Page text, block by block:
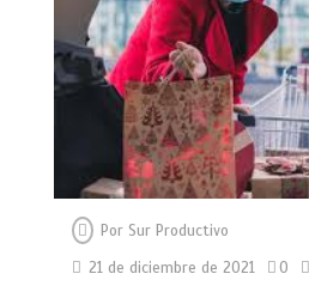
Por Sur Productivo
21 de diciembre de 2021
0